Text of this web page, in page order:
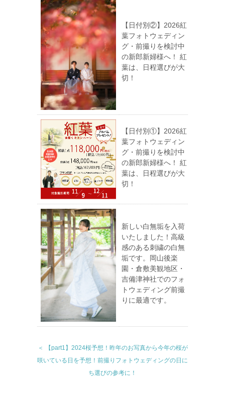
【日付別②】2026紅
葉フォトウェディン
グ・前撮りを検討中
の新郎新婦様へ！ 紅
葉は、日程選びが大
切！
【日付別①】2026紅
葉フォトウェディン
グ・前撮りを検討中
の新郎新婦様へ！ 紅
葉は、日程選びが大
切！
新しい白無垢を入荷
いたしました！高級
感のある刺繍の白無
垢です。岡山後楽
園・倉敷美観地区・
吉備津神社でのフォ
トウェディング前撮
りに最適です。
＜ 【part1】2024桜予想！昨年のお写真から今年の桜が
咲いている日を予想！前撮りフォトウェディングの日に
ち選びの参考に！